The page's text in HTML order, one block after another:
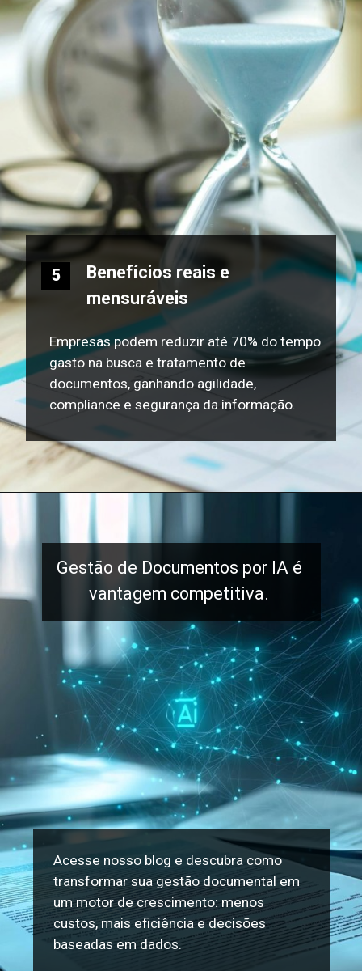
Benefícios reais e
mensuráveis
Empresas podem reduzir até 70% do tempo
gasto na busca e tratamento de
documentos, ganhando agilidade,
compliance e segurança da informação.
5
Gestão de Documentos por IA é
vantagem competitiva.
Acesse nosso blog e descubra como
transformar sua gestão documental em
um motor de crescimento: menos
custos, mais eficiência e decisões
baseadas em dados.